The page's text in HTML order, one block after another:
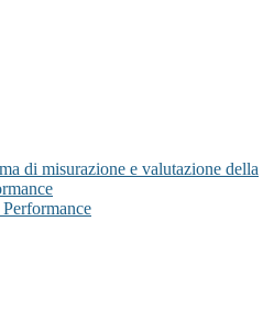
di misurazione e valutazione della